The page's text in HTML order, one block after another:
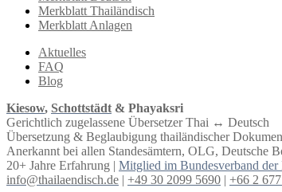
Merkblatt Thailändisch
Merkblatt Anlagen
Aktuelles
FAQ
Blog
Kiesow, Schottstädt & Phayaksri
Gerichtlich zugelassene Übersetzer Thai ↔︎ Deutsch
Übersetzung & Beglaubigung thailändischer
Anerkannt bei allen Standesämtern, OLG, Deutsche
20+ Jahre Erfahrung | Mitglied im Bundesverband der
info@thailaendisch.de | +49 30 2099 5690 | +66 2